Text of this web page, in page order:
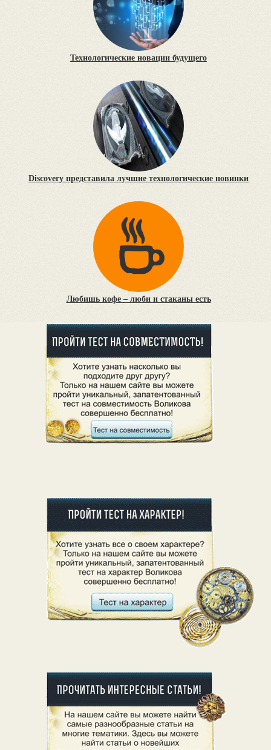
Технологические новации будущего
Discovery представила лучшие технологические новинки
Любишь кофе – люби и стаканы есть